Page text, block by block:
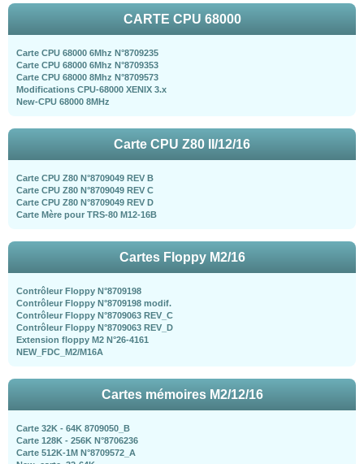
CARTE CPU 68000
Carte CPU 68000 6Mhz N°8709235
Carte CPU 68000 6Mhz N°8709353
Carte CPU 68000 8Mhz N°8709573
Modifications CPU-68000 XENIX 3.x
New-CPU 68000 8MHz
Carte CPU Z80 II/12/16
Carte CPU Z80 N°8709049 REV B
Carte CPU Z80 N°8709049 REV C
Carte CPU Z80 N°8709049 REV D
Carte Mère pour TRS-80 M12-16B
Cartes Floppy M2/16
Contrôleur Floppy N°8709198
Contrôleur Floppy N°8709198 modif.
Contrôleur Floppy N°8709063 REV_C
Contrôleur Floppy N°8709063 REV_D
Extension floppy M2 N°26-4161
NEW_FDC_M2/M16A
Cartes mémoires M2/12/16
Carte 32K - 64K 8709050_B
Carte 128K - 256K N°8706236
Carte 512K-1M N°8709572_A